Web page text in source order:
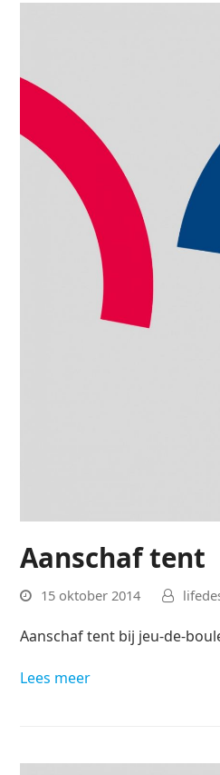
Aanschaf tent
15 oktober 2014
Aanschaf tent bij jeu-de-
Lees meer